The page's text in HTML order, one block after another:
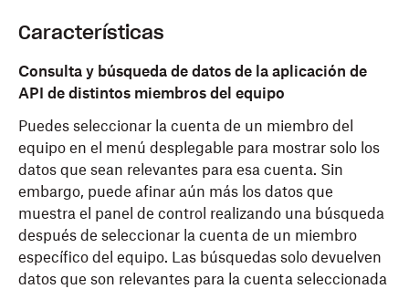
Características
Consulta y búsqueda de datos de la aplicación de
API de distintos miembros del equipo
Puedes seleccionar la cuenta de un miembro del
equipo en el menú desplegable para mostrar solo los
datos que sean relevantes para esa cuenta. Sin
embargo, puede afinar aún más los datos que
muestra el panel de control realizando una búsqueda
después de seleccionar la cuenta de un miembro
específico del equipo. Las búsquedas solo devuelven
datos que son relevantes para la cuenta seleccionada